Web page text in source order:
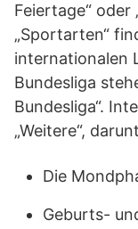
Feiertage“ oder
„Sportarten“
internationalen
Bundesliga
Bundesliga“.
„Weitere“,
Die
Geburts-